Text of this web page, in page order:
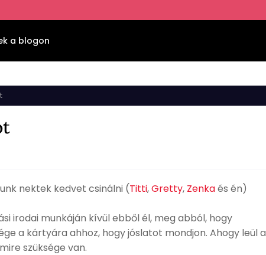
a blogon
nektek kedvet csinálni (Titti,Gretty, Zenkaés én)
irodai munkáján kívül ebből él, meg abból, hogy
a kártyára ahhoz, hogy jóslatot mondjon. Ahogy leül a
szüksége van.